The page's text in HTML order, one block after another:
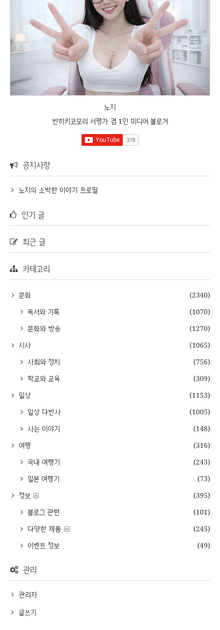
노지
반히키코모리 서평가 겸 1인 미디어 블로거
공지사항
노지의 소박한 이야기 프로필
인기 글
최근 글
카테고리
문화
(2340)
독서와 기록
(1070)
문화와 방송
(1270)
시사
(1065)
사회와 정치
(756)
학교와 교육
(309)
일상
(1153)
일상 다반사
(1005)
사는 이야기
(148)
여행
(316)
국내 여행기
(243)
일본 여행기
(73)
정보
(395)
블로그 관련
(101)
다양한 제품
(245)
이벤트 정보
(49)
관리
관리자
글쓰기